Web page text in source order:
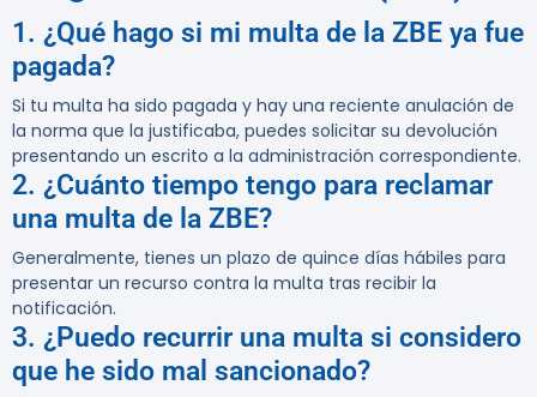
1. ¿Qué hago si mi multa de la ZBE ya fue
pagada?
Si tu multa ha sido pagada y hay una reciente anulación de
la norma que la justificaba, puedes solicitar su devolución
presentando un escrito a la administración correspondiente.
2. ¿Cuánto tiempo tengo para reclamar
una multa de la ZBE?
Generalmente, tienes un plazo de quince días hábiles para
presentar un recurso contra la multa tras recibir la
notificación.
3. ¿Puedo recurrir una multa si considero
que he sido mal sancionado?